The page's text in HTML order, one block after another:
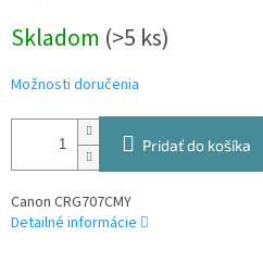
cena:
Skladom (>5 ks)
Možnosti doručenia
Pridať do košíka
Canon CRG707CMY
Detailné informácie